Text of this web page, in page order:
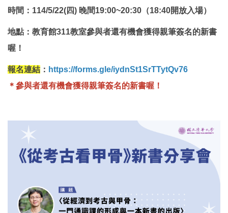
時間：114/5/22(四) 晚間19:00~20:30（18:40開放入場）
地點：教育館311教室參與者還有機會獲得親筆簽名的新書
喔！
報名連結 ： https://forms.gle/iydnSt1SrTTytQv76
＊參與者還有機會獲得親筆簽名的新書喔！